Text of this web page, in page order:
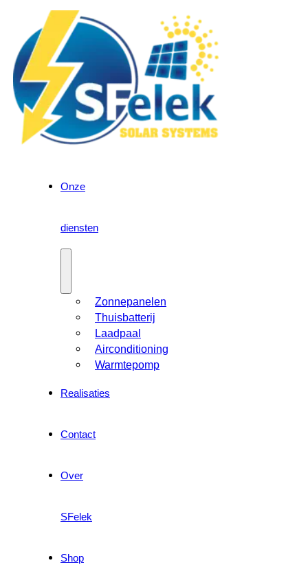
Onze
diensten
Zonnepanelen
Thuisbatterij
Laadpaal
Airconditioning
Warmtepomp
Realisaties
Contact
Over
SFelek
Shop